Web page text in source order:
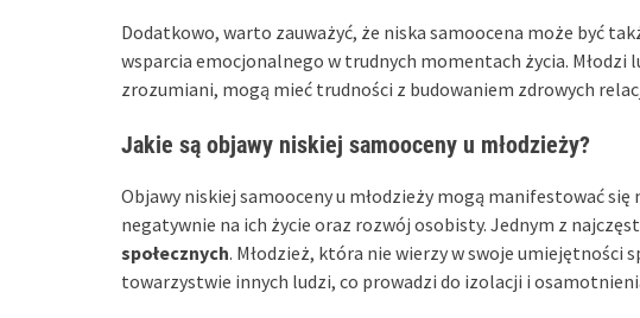
Dodatkowo, warto zauważyć, że niska samoocena może być
wsparcia emocjonalnego w trudnych momentach życia. Młodzi
zrozumiani, mogą mieć trudności z budowaniem zdrowych
Jakie są objawy niskiej samooceny u młodzieży?
Objawy niskiej samooceny u młodzieży mogą manifestować się
negatywnie na ich życie oraz rozwój osobisty. Jednym z
społecznych. Młodzież, która nie wierzy w swoje umiejętności
towarzystwie innych ludzi, co prowadzi do izolacji i